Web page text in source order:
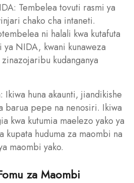
Tembelea tovuti rasmi ya
chako cha intaneti.
ni halali kwa kutafuta
ya NIDA, kwani kunaweza
kudanganya
Ikiwa huna akaunti, jiandikishe
barua pepe na nenosiri. Ikiwa
kwa kutumia maelezo yako ya
kupata huduma za maombi na
maombi yako.
za Maombi